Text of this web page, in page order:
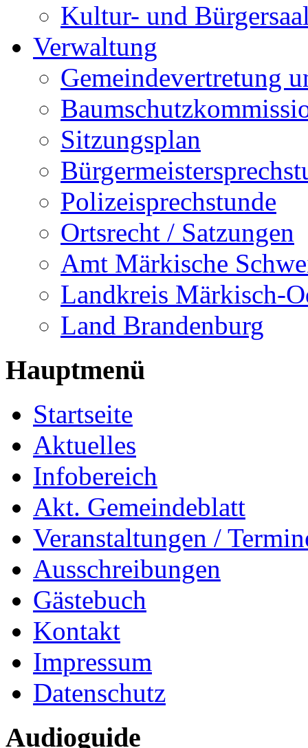
Kultur- und
Verwaltung
Gemeindevertretung
Sitzungsplan
Polizeisprechstunde
Ortsrecht / Satzungen
Amt Märkische
Landkreis Märkisch-
Land Brandenburg
Hauptmenü
Startseite
Aktuelles
Infobereich
Akt. Gemeindeblatt
Veranstaltungen /
Ausschreibungen
Gästebuch
Kontakt
Impressum
Datenschutz
Audioguide